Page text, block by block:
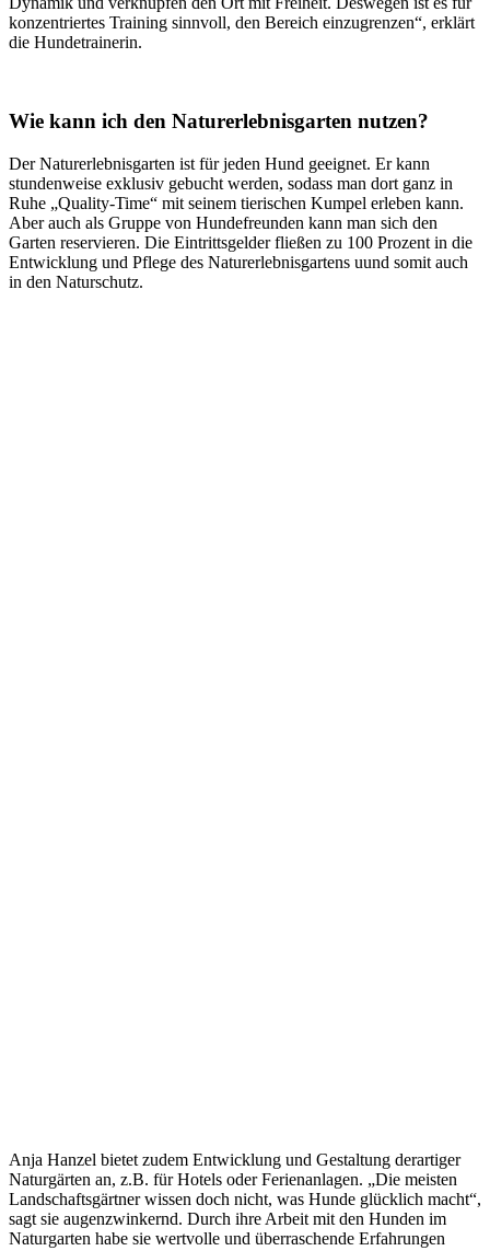
konzentriertes Training sinnvoll, den Bereich einzugrenzen“, erklärt
die Hundetrainerin.
Wie kann ich den Naturerlebnisgarten nutzen?
Der Naturerlebnisgarten ist für jeden Hund geeignet. Er kann
stundenweise exklusiv gebucht werden, sodass man dort ganz in
Ruhe „Quality-Time“ mit seinem tierischen Kumpel erleben kann.
Aber auch als Gruppe von Hundefreunden kann man sich den
Garten reservieren. Die Eintrittsgelder fließen zu 100 Prozent in die
Entwicklung und Pflege des Naturerlebnisgartens uund somit auch
in den Naturschutz.
Anja Hanzel bietet zudem Entwicklung und Gestaltung derartiger
Naturgärten an, z.B. für Hotels oder Ferienanlagen. „Die meisten
Landschaftsgärtner wissen doch nicht, was Hunde glücklich macht“,
sagt sie augenzwinkernd. Durch ihre Arbeit mit den Hunden im
Naturgarten habe sie wertvolle und überraschende Erfahrungen